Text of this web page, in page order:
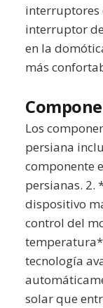
interruptores
interruptor
en la
más
Los
persiana
componente
persianas. 2.
dispositivo
control del
tecnología
solar que